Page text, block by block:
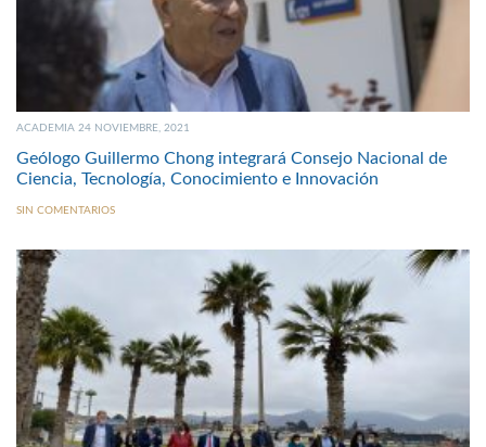
ACADEMIA 24 NOVIEMBRE, 2021
Geólogo Guillermo Chong integrará Consejo Nacional de
Ciencia, Tecnología, Conocimiento e Innovación
SIN COMENTARIOS